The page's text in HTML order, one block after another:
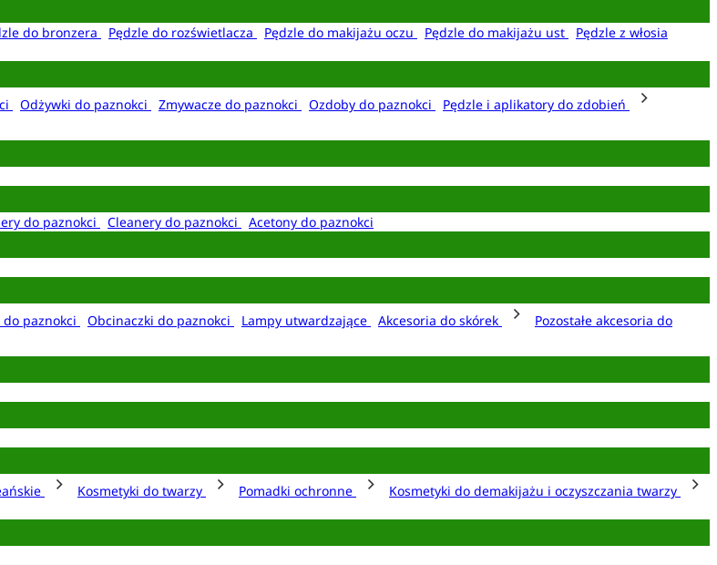
do bronzera Pędzle do rozświetlacza Pędzle do makijażu oczu Pędzle do makijażu ust
Pędzle z włosia
Odżywki do paznokci Zmywacze do paznokci Ozdoby do paznokci
Pędzle i aplikatory do zdobień
do paznokci Cleanery do paznokci
Acetony do paznokci
do paznokci Obcinaczki do paznokci Lampy utwardzające Akcesoria do skórek
Pozostałe akcesoria do
Kosmetyki do twarzy Pomadki ochronne
Kosmetyki do demakijażu i oczyszczania twarzy